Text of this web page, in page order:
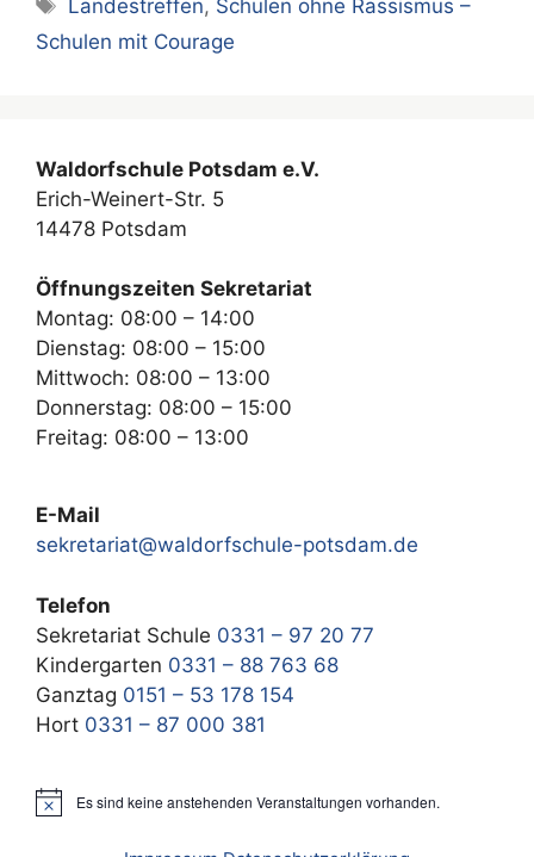
Landestreffen, Schulen ohne Rassismus –
Schulen mit Courage
Waldorfschule Potsdam e.V.
Erich-Weinert-Str. 5
14478 Potsdam
Öffnungszeiten Sekretariat
Montag: 08:00 – 14:00
Dienstag: 08:00 – 15:00
Mittwoch: 08:00 – 13:00
Donnerstag: 08:00 – 15:00
Freitag: 08:00 – 13:00
E-Mail
sekretariat@waldorfschule-potsdam.de
Telefon
Sekretariat Schule 0331 – 97 20 77
Kindergarten 0331 – 88 763 68
Ganztag 0151 – 53 178 154
Hort 0331 – 87 000 381
H
Es sind keine anstehenden Veranstaltungen vorhanden.